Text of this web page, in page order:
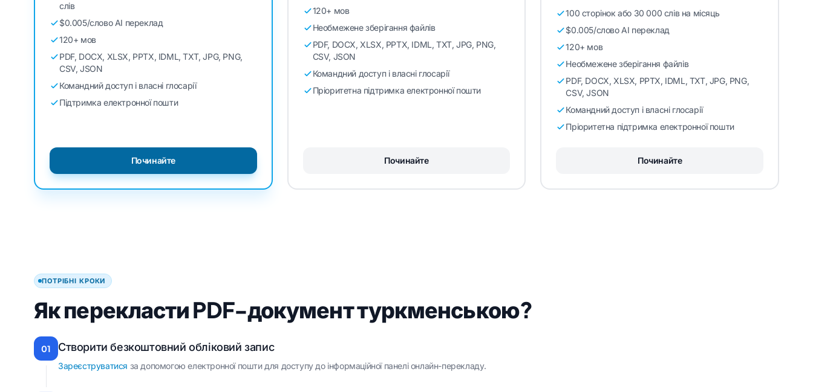
слів
$0.005/слово AI переклад
120+ мов
PDF, DOCX, XLSX, PPTX, IDML, TXT, JPG, PNG,
CSV, JSON
Командний доступ і власні глосарії
Підтримка електронної пошти
Починайте
120+ мов
Необмежене зберігання файлів
PDF, DOCX, XLSX, PPTX, IDML, TXT, JPG, PNG,
CSV, JSON
Командний доступ і власні глосарії
Пріоритетна підтримка електронної пошти
Починайте
100 сторінок або 30 000 слів на місяць
$0.005/слово AI переклад
120+ мов
Необмежене зберігання файлів
PDF, DOCX, XLSX, PPTX, IDML, TXT, JPG, PNG,
CSV, JSON
Командний доступ і власні глосарії
Пріоритетна підтримка електронної пошти
Починайте
ПОТРІБНІ КРОКИ
Як перекласти PDF-документ туркменською?
01 Створити безкоштовний обліковий запис
Зареєструватися за допомогою електронної пошти для доступу до інформаційної панелі онлайн-перекладу.